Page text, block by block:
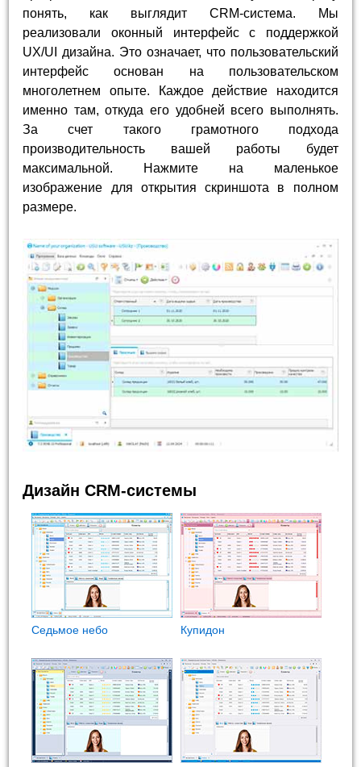
понять, как выглядит CRM-система. Мы
реализовали оконный интерфейс с поддержкой
UX/UI дизайна. Это означает, что пользовательский
интерфейс основан на пользовательском
многолетнем опыте. Каждое действие находится
именно там, откуда его удобней всего выполнять.
За счет такого грамотного подхода
производительность вашей работы будет
максимальной. Нажмите на маленькое
изображение для открытия скриншота в полном
размере.
Дизайн CRM-системы
Седьмое небо Купидон